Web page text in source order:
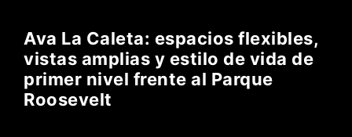
Buscar por:
Ava La Caleta: espacios flexibles,
vistas amplias y estilo de vida de
primer nivel frente al Parque
Roosevelt